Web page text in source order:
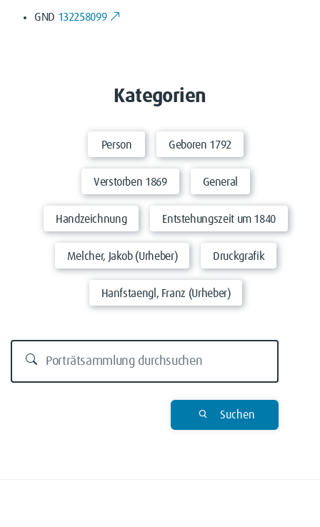
GND 132258099
Kategorien
Person Geboren 1792
Verstorben 1869 General
Handzeichnung Entstehungszeit um 1840
Melcher, Jakob (Urheber) Druckgrafik
Hanfstaengl, Franz (Urheber)
Suchen